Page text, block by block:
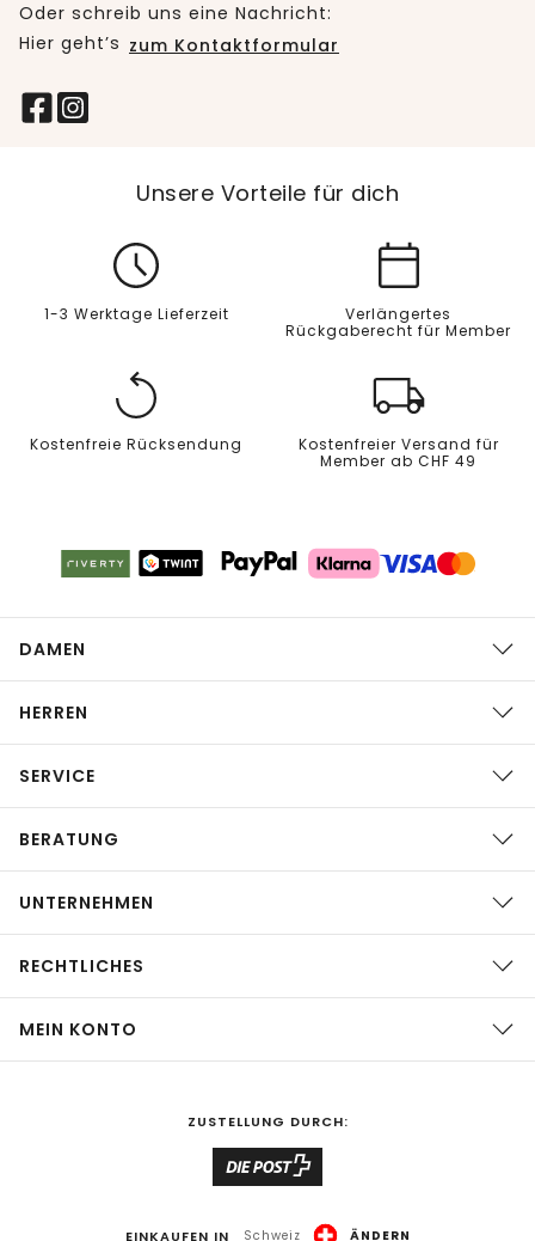
Oder schreib uns eine Nachricht:
Hier geht’s zum Kontaktformular
Unsere Vorteile für dich
1-3 Werktage Lieferzeit
Verlängertes
Rückgaberecht für Member
Kostenfreie Rücksendung
Kostenfreier Versand für
Member ab CHF 49
DAMEN
HERREN
SERVICE
BERATUNG
UNTERNEHMEN
RECHTLICHES
MEIN KONTO
ZUSTELLUNG DURCH:
EINKAUFEN IN Schweiz ÄNDERN